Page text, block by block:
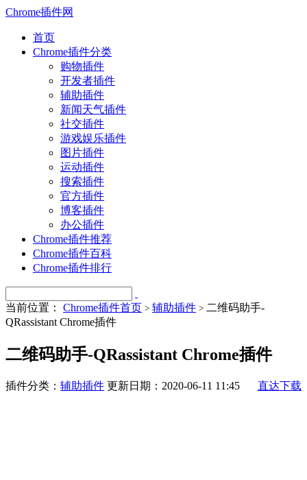
Chrome插件网
首页
Chrome插件分类
购物插件
开发者插件
辅助插件
新闻天气插件
社交插件
游戏娱乐插件
图片插件
运动插件
搜索插件
官方插件
博客插件
办公插件
Chrome插件推荐
Chrome插件百科
Chrome插件排行
当前位置： Chrome插件首页 > 辅助插件 > 二维码助手-
QRassistant Chrome插件
二维码助手-QRassistant Chrome插件
插件分类： 辅助插件 更新日期：2020-06-11 11:45 直达下载